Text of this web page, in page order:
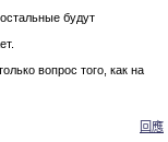
будут
вопрос того, как на
回應